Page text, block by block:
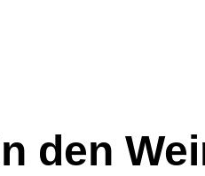
den